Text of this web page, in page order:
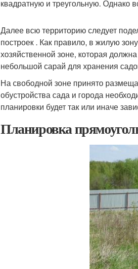
квадратную и треугольную. Однако
Далее всю территорию следует
построек . Как правило, в жилую
хозяйственной зоне, которая
небольшой сарай для хранения
На свободной зоне принято
обустройства сада и города
планировки будет так или иначе
Планировка